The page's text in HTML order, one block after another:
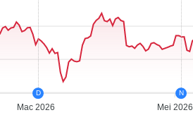
Mac 2026 Mei 2026
D N